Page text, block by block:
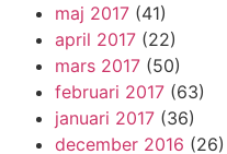
maj 2017 (41)
april 2017 (22)
mars 2017 (50)
februari 2017 (63)
januari 2017 (36)
december 2016 (26)